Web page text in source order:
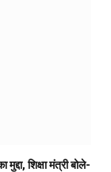
शिक्षा मंत्री बोले-